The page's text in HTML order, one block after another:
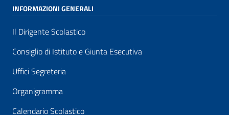
INFORMAZIONI GENERALI
Il Dirigente Scolastico
Consiglio di Istituto e Giunta Esecutiva
Uffici Segreteria
Organigramma
Calendario Scolastico